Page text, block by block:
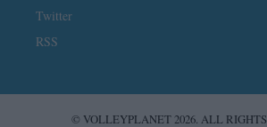
Twitter
RSS
© VOLLEYPLANET 2026. ALL